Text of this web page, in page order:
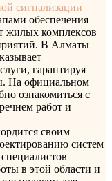
сигнализации
обеспечения
жилых комплексов
В Алматы
гарантируя
На официальном
ознакомиться с
работ и
своим
систем
в этой области и